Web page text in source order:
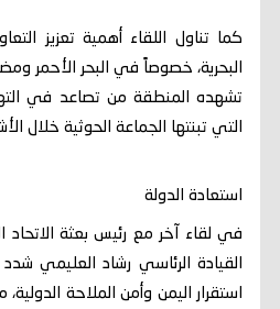
كما تناول اللقاء أهمية تعزيز
البحرية، خصوصاً في البحر الأحمر
تشهده المنطقة من تصاعد في
التي تبنتها الجماعة الحوثية خلال
استعادة الدولة
في لقاء آخر مع رئيس بعثة
القيادة الرئاسي رشاد العليمي
استقرار اليمن وأمن الملاحة